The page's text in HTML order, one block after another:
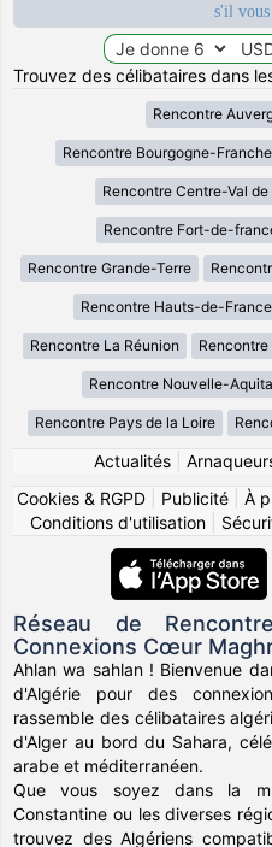
s'il
Trouvez des célibataires dans
Rencontre
Rencontre Bourgogne-
Rencontre Centre-Val de
Rencontre Fort-de-
Rencontre Grande-Terre
Rencontre Hauts-de-France
Rencontre La Réunion
Rencontre Nouvelle-
Rencontre Pays de la Loire
Actualités|
Cookies & RGPD
Publicité À
Conditions d'utilisation|
Réseau de
Connexions Cœur
Ahlan wa sahlan ! Bienvenue
d'Algérie pour des
rassemble des célibataires
d'Alger au bord du Sahara,
arabe et méditerranéen.
Que vous soyez dans la
Constantine ou les diverses
trouvez des Algériens